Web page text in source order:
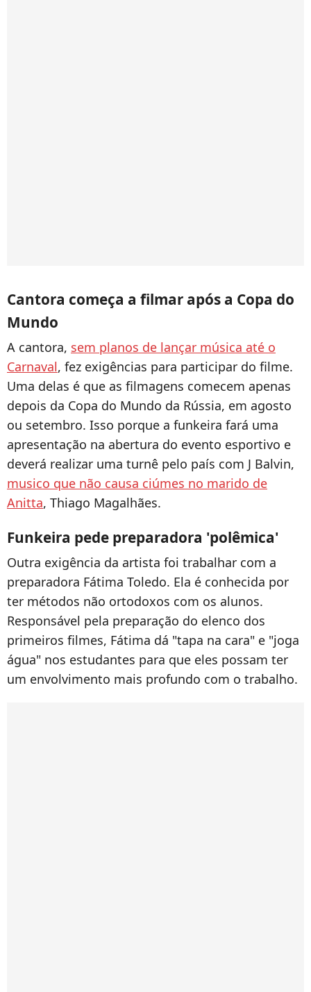
Cantora começa a filmar após a Copa do
Mundo
A cantora, sem planos de lançar música até o
Carnaval, fez exigências para participar do filme.
Uma delas é que as filmagens comecem apenas
depois da Copa do Mundo da Rússia, em agosto
ou setembro. Isso porque a funkeira fará uma
apresentação na abertura do evento esportivo e
deverá realizar uma turnê pelo país com J Balvin,
musico que não causa ciúmes no marido de
Anitta, Thiago Magalhães.
Funkeira pede preparadora 'polêmica'
Outra exigência da artista foi trabalhar com a
preparadora Fátima Toledo. Ela é conhecida por
ter métodos não ortodoxos com os alunos.
Responsável pela preparação do elenco dos
primeiros filmes, Fátima dá "tapa na cara" e "joga
água" nos estudantes para que eles possam ter
um envolvimento mais profundo com o trabalho.